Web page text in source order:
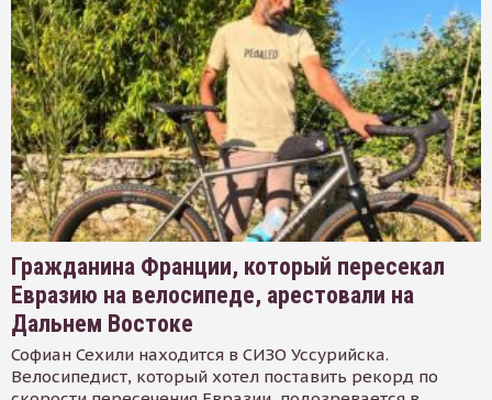
Гражданина Франции, который пересекал
Евразию на велосипеде, арестовали на
Дальнем Востоке
Софиан Сехили находится в СИЗО Уссурийска.
Велосипедист, который хотел поставить рекорд по